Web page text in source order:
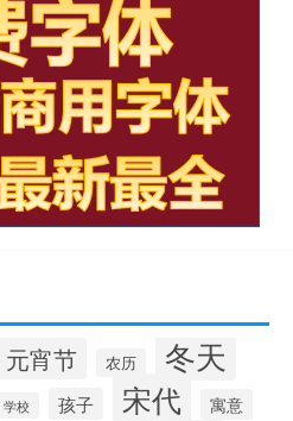
元宵节 农历 冬天
学校 孩子 宋代 寓意